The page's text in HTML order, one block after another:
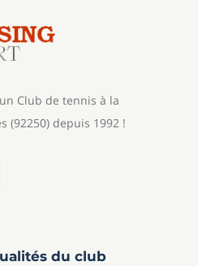
Club de tennis à la
(92250) depuis 1992 !
du club